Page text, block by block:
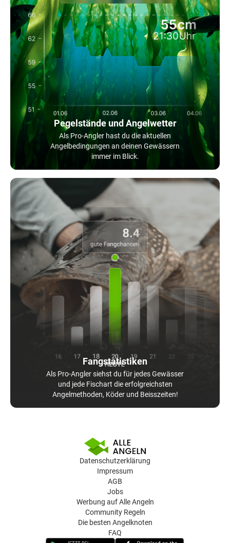
Pegelstände und Angelwetter
Als Pro-Angler hast du die aktuellen
Angelbedingungen an deinen Gewässern
immer im Blick.
Fangstatistiken
Als Pro-Angler siehst du für jedes Gewässer
und jede Fischart die erfolgreichsten
Angelmethoden, Köder und Beisszeiten!
Datenschutzerklärung
Impressum
AGB
Jobs
Werbung auf Alle Angeln
Community Regeln
Die besten Angelknoten
FAQ